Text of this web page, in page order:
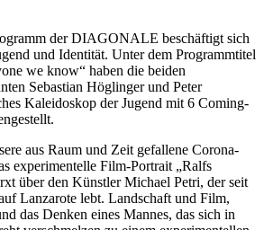
der DIAGONALE beschäftigt sich
und Identität. Unter dem Programmtitel
we know“ haben die beiden
Sebastian Höglinger und Peter
Kaleidoskop der Jugend mit 6 Coming-
aus Raum und Zeit gefallene Corona-
experimentelle Film-Portrait „Ralfs
über den Künstler Michael Petri, der seit
Lanzarote lebt. Landschaft und Film,
das Denken eines Mannes, das sich in